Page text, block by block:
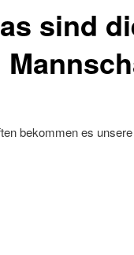
sind
bekommen es